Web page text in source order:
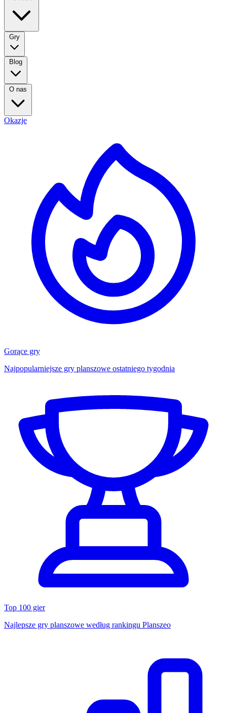
Gry
Blog
O nas
Okazje
Gorące gry
Najpopularniejsze gry planszowe ostatniego tygodnia
Top 100 gier
Najlepsze gry planszowe według rankingu Planszeo